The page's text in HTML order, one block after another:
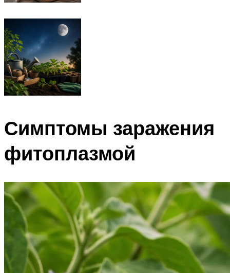
Симптомы заражения
фитоплазмой